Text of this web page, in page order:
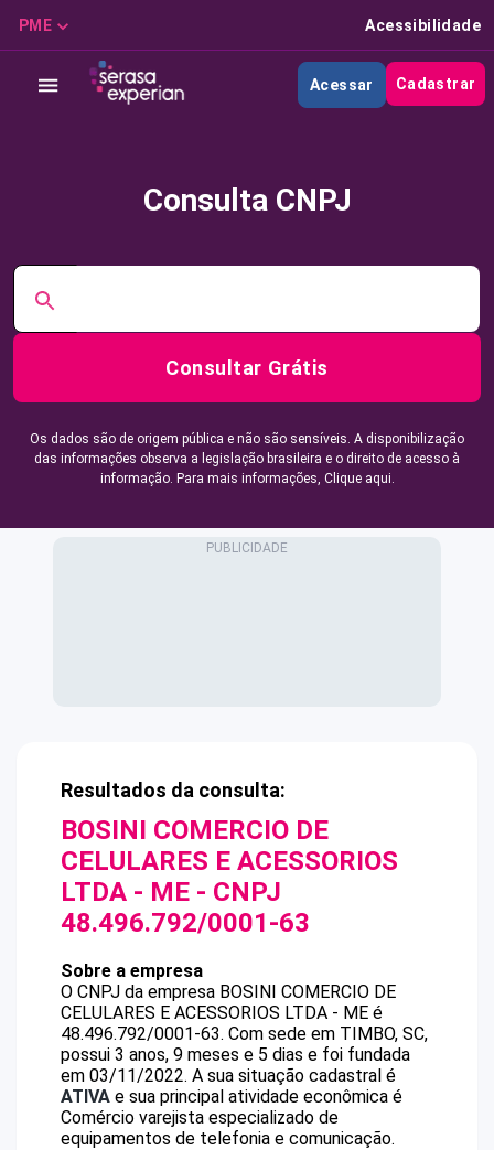
PME Acessibilidade
Acessar Cadastrar
Consulta CNPJ
Consultar Grátis
Os dados são de origem pública e não são sensíveis. A disponibilização
das informações observa a legislação brasileira e o direito de acesso à
informação. Para mais informações, Clique aqui.
Resultados da consulta:
BOSINI COMERCIO DE
CELULARES E ACESSORIOS
LTDA - ME - CNPJ
48.496.792/0001-63
Sobre a empresa
O CNPJ da empresa BOSINI COMERCIO DE
CELULARES E ACESSORIOS LTDA - ME é
48.496.792/0001-63. Com sede em TIMBO, SC,
possui 3 anos, 9 meses e 5 dias e foi fundada
em 03/11/2022. A sua situação cadastral é
ATIVA e sua principal atividade econômica é
Comércio varejista especializado de
equipamentos de telefonia e comunicação.